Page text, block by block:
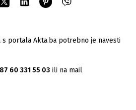
portala Akta.ba potrebno je navesti
60 331 55 03 ili na mail